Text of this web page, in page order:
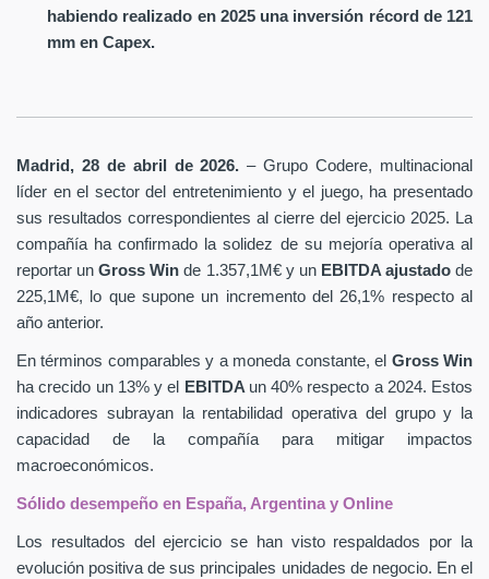
habiendo realizado en 2025 una inversión récord de 121
mm en Capex.
Madrid, 28 de abril de 2026. – Grupo Codere, multinacional
líder en el sector del entretenimiento y el juego, ha presentado
sus resultados correspondientes al cierre del ejercicio 2025. La
compañía ha confirmado la solidez de su mejoría operativa al
reportar unGross Winde 1.357,1M€ y un EBITDA ajustadode
225,1M€, lo que supone un incremento del 26,1% respecto al
año anterior.
En términos comparables y a moneda constante, el Gross Win
ha crecido un 13% y el
EBITDA un 40% respecto a 2024. Estos
indicadores subrayan la rentabilidad operativa del grupo y la
capacidad de la compañía para mitigar impactos
macroeconómicos.
Sólido desempeño en España, Argentina y Online
Los resultados del ejercicio se han visto respaldados por la
evolución positiva de sus principales unidades de negocio. En el